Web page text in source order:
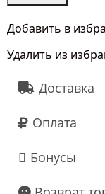
Коралловых
Гладиолусов
Добавить в
Удалить из
Доставка
Оплата
Бонусы